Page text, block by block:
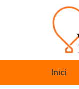
Inici